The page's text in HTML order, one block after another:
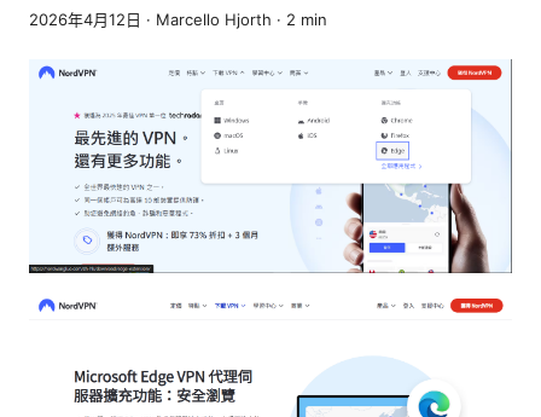
2026年4月12日 · Marcello Hjorth · 2 min